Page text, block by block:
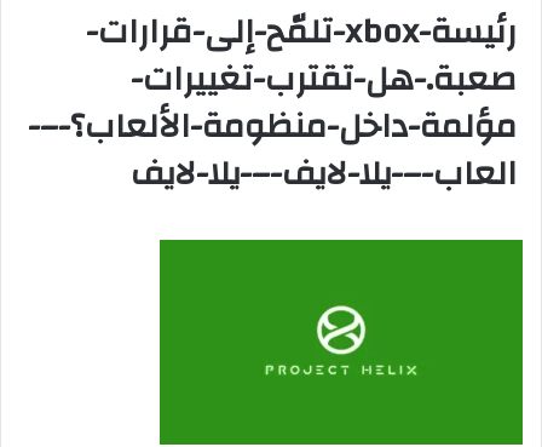
رئيسة-xbox-تلمّح-إلى-قرارات-
صعبة.-هل-تقترب-تغييرات-
مؤلمة-داخل-منظومة-الألعاب؟-–-
العاب-–-يلا-لايف-–-يلا-لايف